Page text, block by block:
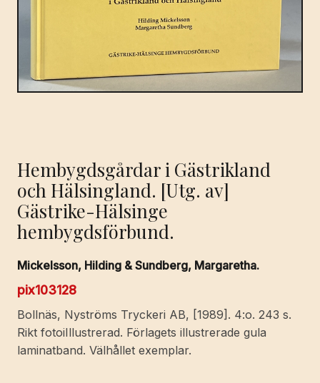
Hembygdsgårdar i Gästrikland
och Hälsingland. [Utg. av]
Gästrike-Hälsinge
hembygdsförbund.
Mickelsson, Hilding & Sundberg, Margaretha.
pix103128
Bollnäs, Nyströms Tryckeri AB, [1989]. 4:o. 243 s.
Rikt fotoiIllustrerad. Förlagets illustrerade gula
laminatband. Välhållet exemplar.